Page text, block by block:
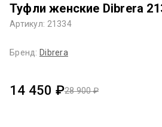
Туфли женские Dibrera
Артикул: 21334
Бренд: Dibrera
28 900 ₽
14 450 ₽